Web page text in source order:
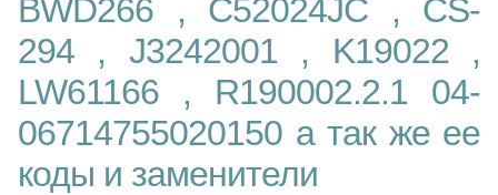
BWD266 , C52024JC , CS-
294 , J3242001 , K19022 ,
LW61166 , R190002.2.1 04-
06714755020150 а так же ее
коды и заменители